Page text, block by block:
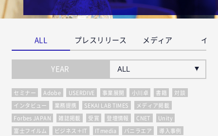
ALL プレスリリース メディア イベ
YEAR
セミナー Adobe USERDIVE 事業展開 小川卓 書籍 対談
インタビュー 業務提携 SEKAI LAB TIMES メディア掲載
Forbes JAPAN 雑誌掲載 受賞 登壇情報 CNET Unity
富士フイルム ビジネス＋IT ITmedia バニラエア 導入事例